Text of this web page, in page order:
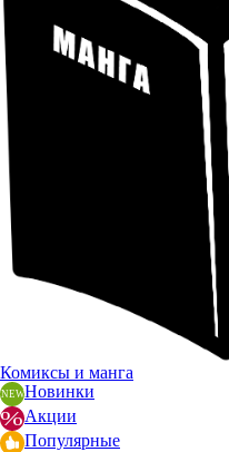
Комиксы и манга
Новинки
Акции
Популярные